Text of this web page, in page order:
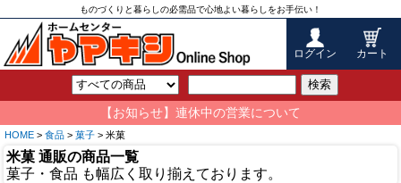
ものづくりと暮らしの必需品で心地よい暮らしをお手伝い！
ログイン カート
検索
【お知らせ】連休中の営業について
HOME > 食品 > 菓子 > 米菓
米菓 通販の商品一覧
菓子・食品 も幅広く取り揃えております。